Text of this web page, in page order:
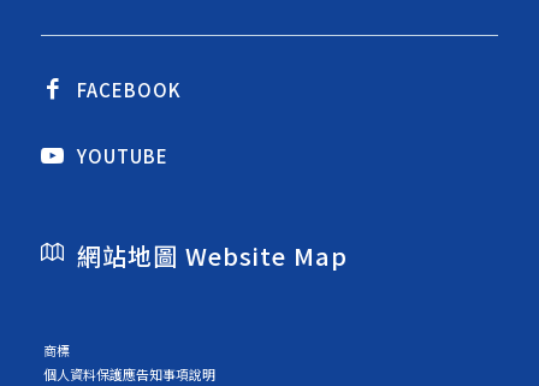
FACEBOOK
YOUTUBE
網站地圖 Website Map
商標
個人資料保護應告知事項說明